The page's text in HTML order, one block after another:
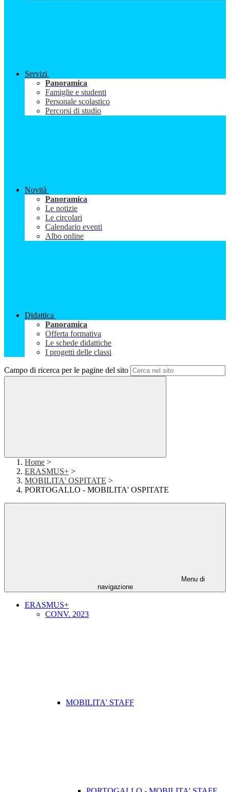
Servizi
Panoramica
Famiglie e studenti
Personale scolastico
Percorsi di studio
Novità
Panoramica
Le notizie
Le circolari
Calendario eventi
Albo online
Didattica
Panoramica
Offerta formativa
Le schede didattiche
I progetti delle classi
Campo di ricerca per le pagine del sito
Home >
ERASMUS+ >
MOBILITA' OSPITATE >
PORTOGALLO - MOBILITA' OSPITATE
Menu di
navigazione
ERASMUS+
CONV. 2023
MOBILITA' STAFF